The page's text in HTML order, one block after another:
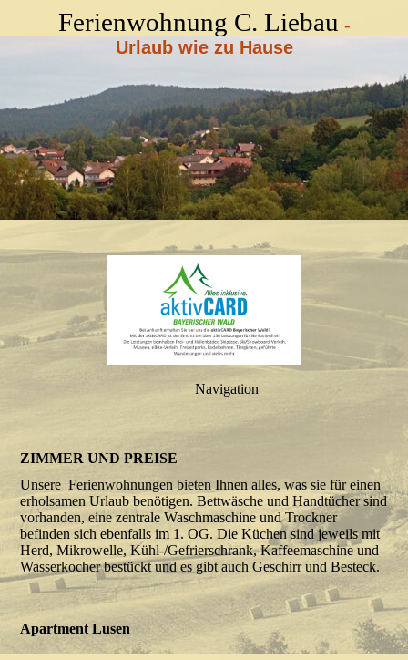
Ferienwohnung C. Liebau -
Urlaub wie zu Hause
Navigation
ZIMMER UND PREISE
Unsere Ferienwohnungen bieten Ihnen alles, was sie für einen
erholsamen Urlaub benötigen. Bettwäsche und Handtücher sind
vorhanden, eine zentrale Waschmaschine und Trockner
befinden sich ebenfalls im 1. OG. Die Küchen sind jeweils mit
Herd, Mikrowelle, Kühl-/Gefrierschrank, Kaffeemaschine und
Wasserkocher bestückt und es gibt auch Geschirr und Besteck.
Apartment Lusen